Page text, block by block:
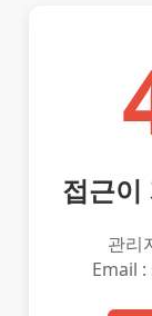
접근이
관리
Email